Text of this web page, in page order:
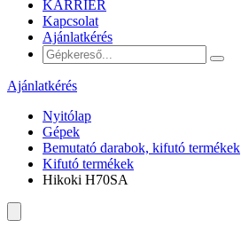
KARRIER
Kapcsolat
Ajánlatkérés
Ajánlatkérés
Nyitólap
Gépek
Bemutató darabok, kifutó termékek
Kifutó termékek
Hikoki H70SA